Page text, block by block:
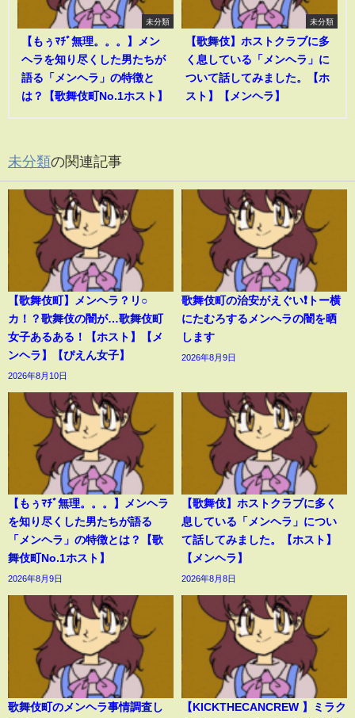
未分類
【もぅﾏﾁﾞ無理。。。】メン
ヘラを知り尽くした男たちが
語る「メンヘラ」の特徴と
は？【歌舞伎町No.1ホスト】
未分類
【歌舞伎】ホストクラブに多
く息している「メンヘラ」に
ついて話してみました。【ホ
スト】【メンヘラ】
未分類の関連記事
【歌舞伎町】メンヘラ？リ○
カ！？歌舞伎の闇が…歌舞伎町
女子あるある！【ホスト】【メ
ンヘラ】【ぴえん女子】
2026年8月10日
歌舞伎町の治安がえぐい❗️トー横
にたむろするメンヘラの闇を晒
します
2026年8月9日
【もぅﾏﾁﾞ無理。。。】メンヘラ
を知り尽くした男たちが語る
「メンヘラ」の特徴とは？【歌
舞伎町No.1ホスト】
2026年8月9日
【歌舞伎】ホストクラブに多く
息している「メンヘラ」につい
て話してみました。【ホスト】
【メンヘラ】
2026年8月8日
歌舞伎町のメンヘラ事情調査し
【KICKTHECANCREW 】ミラク